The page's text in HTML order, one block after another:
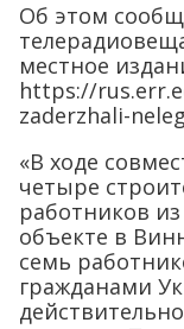
Об этом
местное
https://
zaderzhali-
«В ходе
четыре
работников
объекте в
семь
гражданами